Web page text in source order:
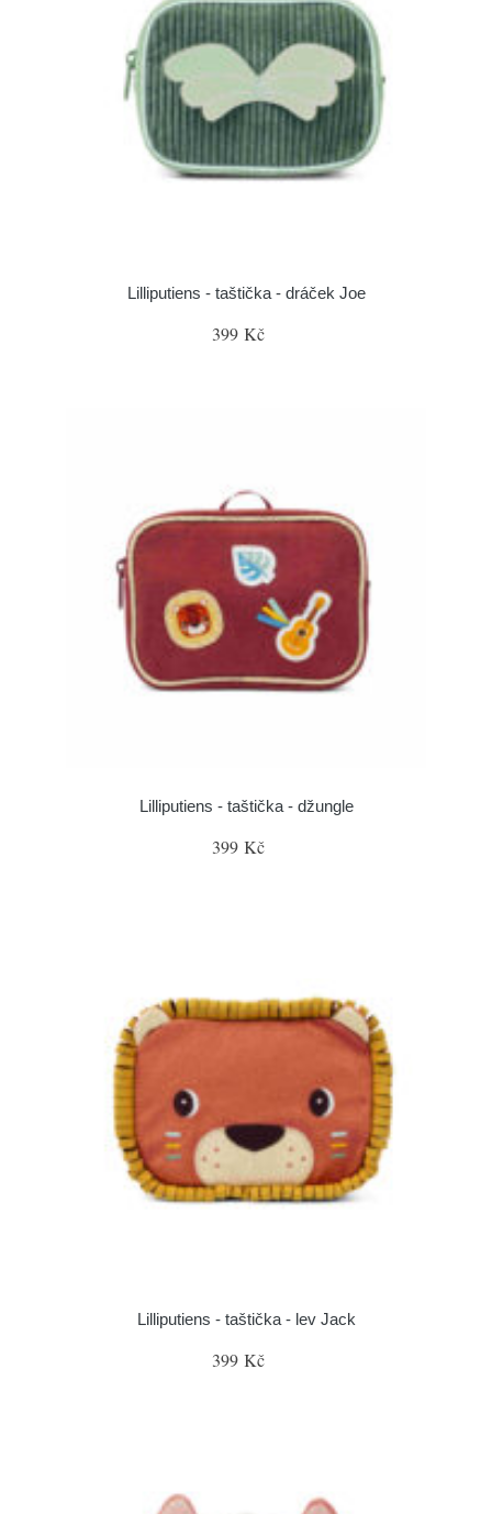
Lilliputiens - taštička - dráček Joe
399 Kč
Lilliputiens - taštička - džungle
399 Kč
Lilliputiens - taštička - lev Jack
399 Kč